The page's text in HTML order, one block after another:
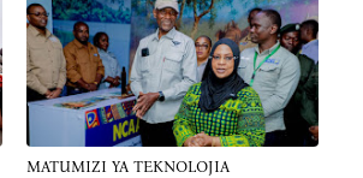
MATUMIZI YA TEKNOLOJIA